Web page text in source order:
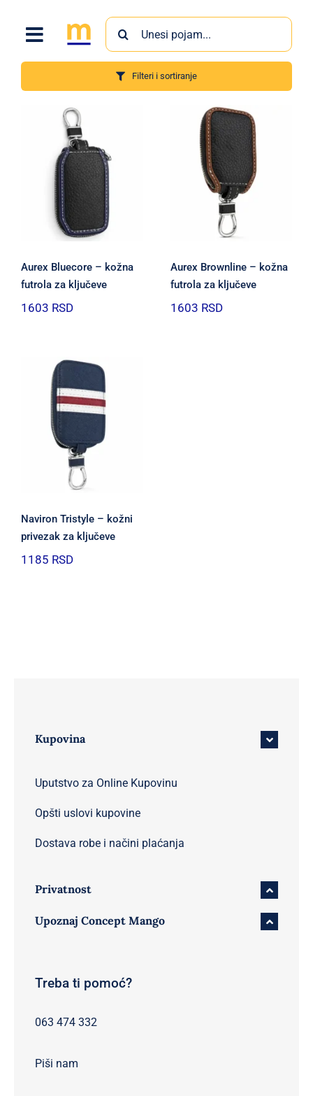
content
Search
for:
Filteri i sortiranje
Aurex Bluecore – kožna
futrola za ključeve
1603 RSD
Aurex Brownline – kožna
futrola za ključeve
1603 RSD
Naviron Tristyle – kožni
privezak za ključeve
1185 RSD
Kupovina
Uputstvo za Online Kupovinu
Opšti uslovi kupovine
Dostava robe i načini plaćanja
Privatnost
Upoznaj Concept Mango
Treba ti pomoć?
063 474 332
Piši nam
Proizvodi